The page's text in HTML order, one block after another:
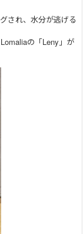
され、水分が逃げる
の「Leny」が